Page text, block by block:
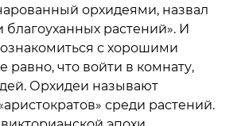
орхидеями, назвал
благоуханных растений». И
с хорошими
что войти в комнату,
Орхидеи называют
среди растений.